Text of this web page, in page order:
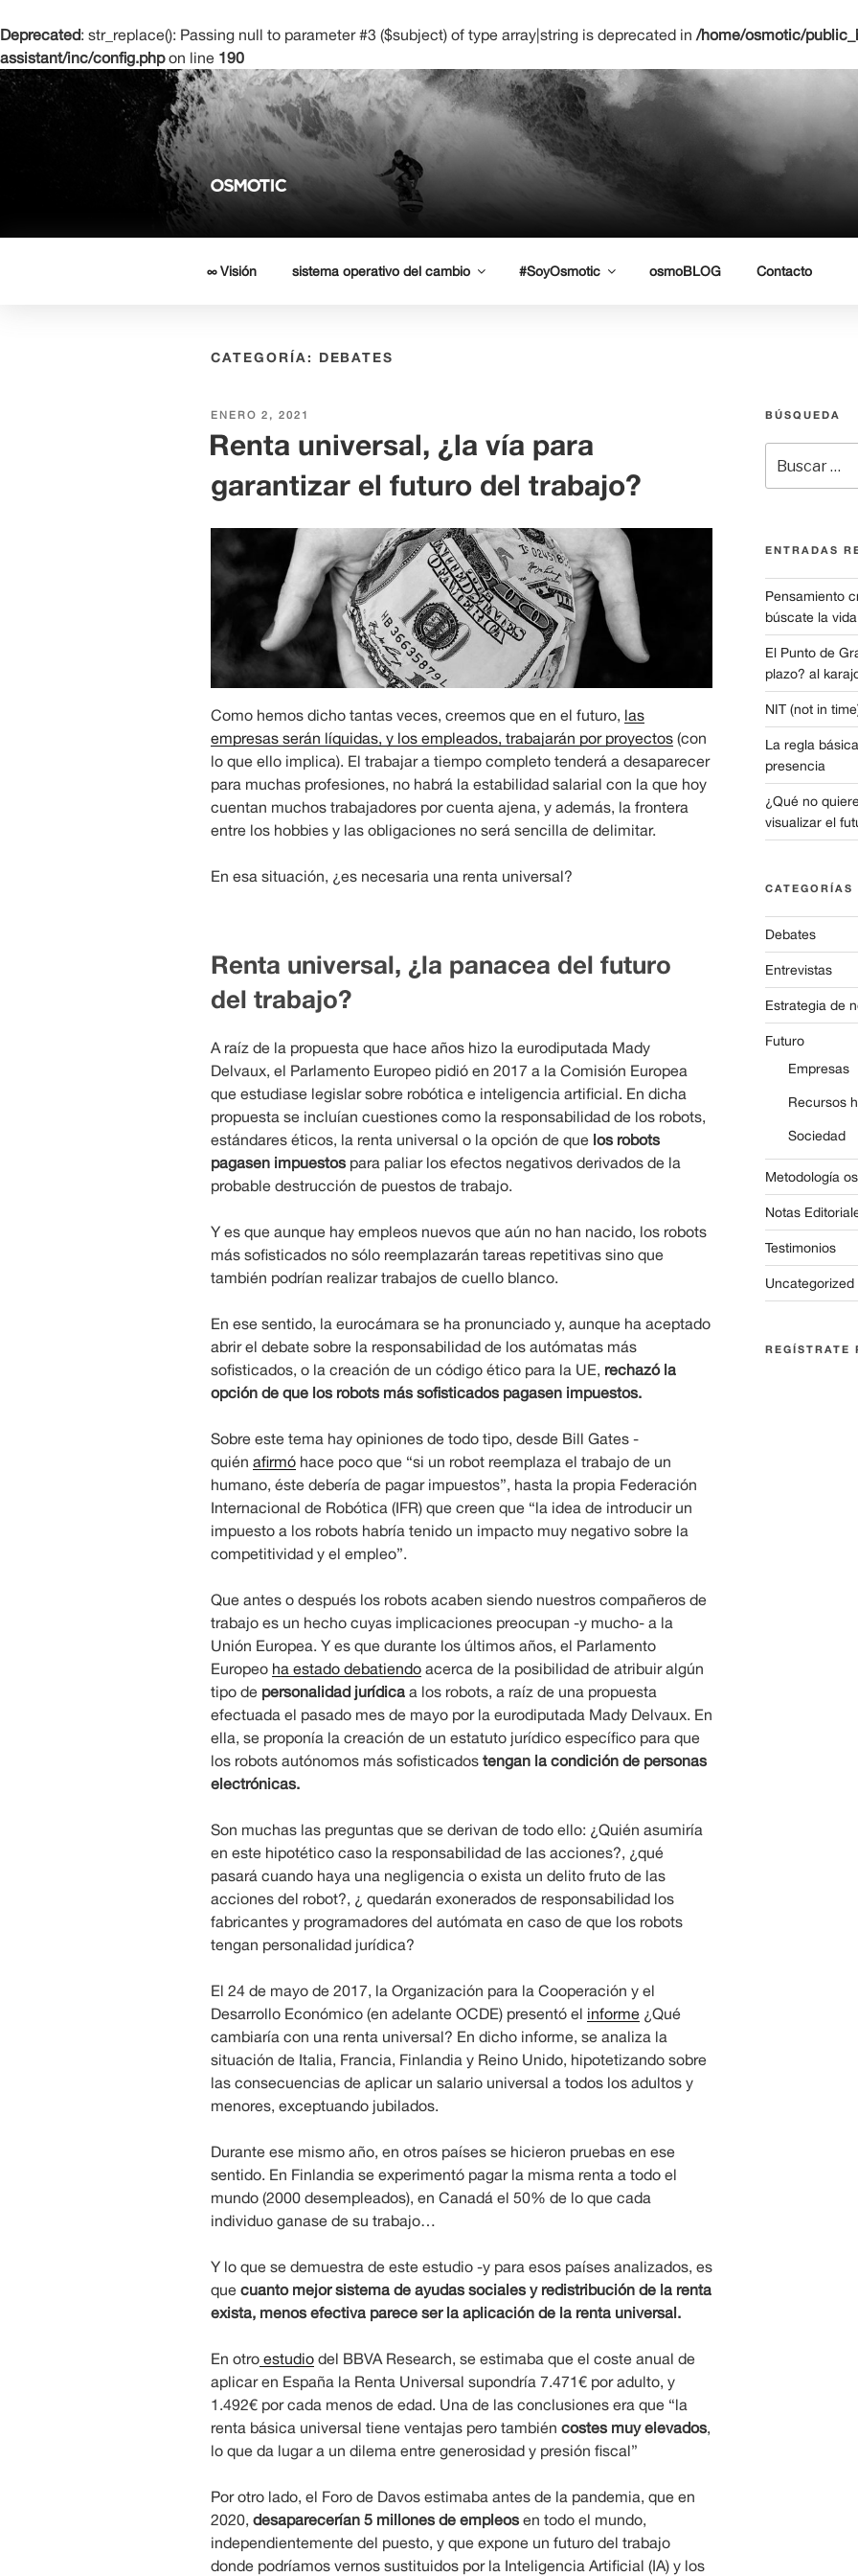
Deprecated: str_replace(): Passing null to parameter #3 ($subject) of type array|string is deprecated in /home/osmotic/
assistant/inc/config.phpon line 190
Saltar
OSMOTIC NETWORK LEARNING
La escuela de negocios del futuro
∞ Visión sistema operativo del cambio #SoyOsmotic osmoBLOG Contacto
CATEGORÍA: DEBATES
PUBLICADO
ENERO 2, 2021
Renta universal, ¿la vía para
garantizar el futuro del trabajo?
Como hemos dicho tantas veces, creemos que en el futuro, las
empresas serán líquidas, y los empleados, trabajarán por proyectos (con
lo que ello implica). El trabajar a tiempo completo tenderá a desaparecer
para muchas profesiones, no habrá la estabilidad salarial con la que hoy
cuentan muchos trabajadores por cuenta ajena, y además, la frontera
entre los hobbies y las obligaciones no será sencilla de delimitar.
En esa situación, ¿es necesaria una renta universal?
Renta universal, ¿la panacea del futuro
del trabajo?
A raíz de la propuesta que hace años hizo la eurodiputada Mady
Delvaux, el Parlamento Europeo pidió en 2017 a la Comisión Europea
que estudiase legislar sobre robótica e inteligencia artificial. En dicha
propuesta se incluían cuestiones como la responsabilidad de los robots,
estándares éticos, la renta universal o la opción de que los robots
pagasen impuestos para paliar los efectos negativos derivados de la
probable destrucción de puestos de trabajo.
Y es que aunque hay empleos nuevos que aún no han nacido, los robots
más sofisticados no sólo reemplazarán tareas repetitivas sino que
también podrían realizar trabajos de cuello blanco.
En ese sentido, la eurocámara se ha pronunciado y, aunque ha aceptado
abrir el debate sobre la responsabilidad de los autómatas más
sofisticados, o la creación de un código ético para la UE, rechazó la
opción de que los robots más sofisticados pagasen impuestos.
Sobre este tema hay opiniones de todo tipo, desde Bill Gates -
quién afirmó hace poco que “si un robot reemplaza el trabajo de un
humano, éste debería de pagar impuestos”, hasta la propia Federación
Internacional de Robótica (IFR) que creen que “la idea de introducir un
impuesto a los robots habría tenido un impacto muy negativo sobre la
competitividad y el empleo”.
Que antes o después los robots acaben siendo nuestros compañeros de
trabajo es un hecho cuyas implicaciones preocupan -y mucho- a la
Unión Europea. Y es que durante los últimos años, el Parlamento
Europeo ha estado debatiendo acerca de la posibilidad de atribuir algún
tipo de personalidad jurídica a los robots, a raíz de una propuesta
efectuada el pasado mes de mayo por la eurodiputada Mady Delvaux. En
ella, se proponía la creación de un estatuto jurídico específico para que
los robots autónomos más sofisticados tengan la condición de personas
electrónicas.
Son muchas las preguntas que se derivan de todo ello: ¿Quién asumiría
en este hipotético caso la responsabilidad de las acciones?, ¿qué
pasará cuando haya una negligencia o exista un delito fruto de las
acciones del robot?, ¿ quedarán exonerados de responsabilidad los
fabricantes y programadores del autómata en caso de que los robots
tengan personalidad jurídica?
El 24 de mayo de 2017, la Organización para la Cooperación y el
Desarrollo Económico (en adelante OCDE) presentó el informe ¿Qué
cambiaría con una renta universal? En dicho informe, se analiza la
situación de Italia, Francia, Finlandia y Reino Unido, hipotetizando sobre
las consecuencias de aplicar un salario universal a todos los adultos y
menores, exceptuando jubilados.
Durante ese mismo año, en otros países se hicieron pruebas en ese
sentido. En Finlandia se experimentó pagar la misma renta a todo el
mundo (2000 desempleados), en Canadá el 50% de lo que cada
individuo ganase de su trabajo…
Y lo que se demuestra de este estudio -y para esos países analizados, es
que cuanto mejor sistema de ayudas sociales y redistribución de la renta
exista, menos efectiva parece ser la aplicación de la renta universal.
En otro estudio del BBVA Research, se estimaba que el coste anual de
aplicar en España la Renta Universal supondría 7.471€ por adulto, y
1.492€ por cada menos de edad. Una de las conclusiones era que “la
renta básica universal tiene ventajas pero también costes muy elevados
lo que da lugar a un dilema entre generosidad y presión fiscal”
Por otro lado, el Foro de Davos estimaba antes de la pandemia, que en
2020, desaparecerían 5 millones de empleos en todo el mundo,
independientemente del puesto, y que expone un futuro del trabajo
donde podríamos vernos sustituidos por la Inteligencia Artificial (IA) y los
BÚSQUEDA
por:
ENTRADAS
Pensamiento
búscate la vida
El Punto de
plazo? al
NIT (not in
La regla
presencia
¿Qué no
visualizar el
CATEGORÍAS
Debates
Entrevistas
Estrategia de
Futuro
Empresas
Recursos
Sociedad
Metodología
Notas
Testimonios
Uncategorized
REGÍSTRATE